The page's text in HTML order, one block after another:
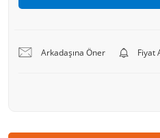
Arkadaşına Öner Fiyat